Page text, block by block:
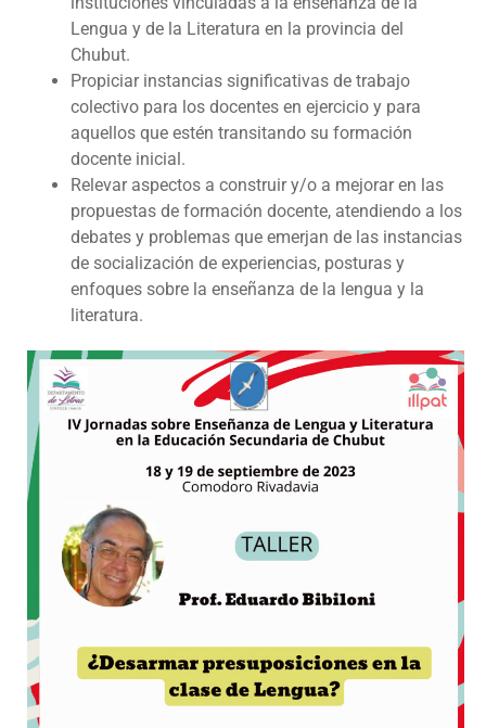
Lengua y de la Literatura en la provincia del
Chubut.
Propiciar instancias significativas de trabajo
colectivo para los docentes en ejercicio y para
aquellos que estén transitando su formación
docente inicial.
Relevar aspectos a construir y/o a mejorar en las
propuestas de formación docente, atendiendo a los
debates y problemas que emerjan de las instancias
de socialización de experiencias, posturas y
enfoques sobre la enseñanza de la lengua y la
literatura.